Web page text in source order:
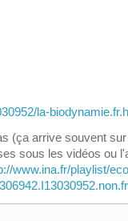
la-
(ça arrive souvent
sous les vidéos ou
www.ina.fr/playlist/